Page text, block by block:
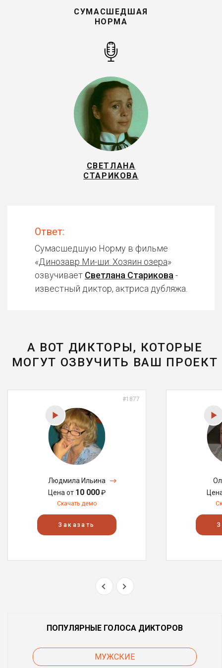
СУМАСШЕДШАЯ
НОРМА
СВЕТЛАНА
СТАРИКОВА
Ответ:
Сумасшедшую Норму в фильме
«Динозавр Ми-ши: Хозяин озера»
озвучивает Светлана Старикова -
известный диктор, актриса дубляжа.
А ВОТ ДИКТОРЫ, КОТОРЫЕ
МОГУТ ОЗВУЧИТЬ ВАШ ПРОЕКТ
#1877
Людмила Ильина
Цена от 10 000₽
Скачать демо
Заказать
ПОПУЛЯРНЫЕ ГОЛОСА ДИКТОРОВ
МУЖСКИЕ